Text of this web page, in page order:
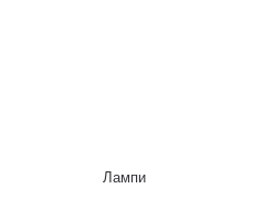
Лампи